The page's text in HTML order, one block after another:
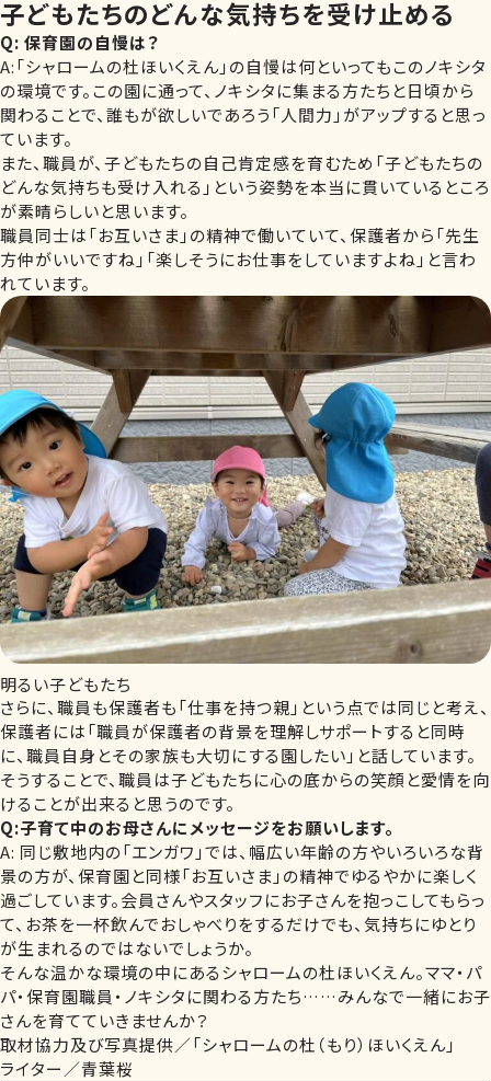
子どもたちのどんな気持ちを受け止める
Q: 保育園の自慢は？
A:「シャロームの杜ほいくえん」の自慢は何といってもこのノキシタ
の環境です。この園に通って、ノキシタに集まる方たちと日頃から
関わることで、誰もが欲しいであろう「人間力」がアップすると思っ
ています。
また、職員が、子どもたちの自己肯定感を育むため「子どもたちの
どんな気持ちも受け入れる」という姿勢を本当に貫いているところ
が素晴らしいと思います。
職員同士は「お互いさま」の精神で働いていて、保護者から「先生
方仲がいいですね」「楽しそうにお仕事をしていますよね」と言わ
れています。
明るい子どもたち
さらに、職員も保護者も「仕事を持つ親」という点では同じと考え、
保護者には「職員が保護者の背景を理解しサポートすると同時
に、職員自身とその家族も大切にする園したい」と話しています。
そうすることで、職員は子どもたちに心の底からの笑顔と愛情を向
けることが出来ると思うのです。
Q:子育て中のお母さんにメッセージをお願いします。
A: 同じ敷地内の「エンガワ」では、幅広い年齢の方やいろいろな背
景の方が、保育園と同様「お互いさま」の精神でゆるやかに楽しく
過ごしています。会員さんやスタッフにお子さんを抱っこしてもらっ
て、お茶を一杯飲んでおしゃべりをするだけでも、気持ちにゆとり
が生まれるのではないでしょうか。
そんな温かな環境の中にあるシャロームの杜ほいくえん。ママ・パ
パ・保育園職員・ノキシタに関わる方たち……みんなで一緒にお子
さんを育てていきませんか？
取材協力及び写真提供／「シャロームの杜（もり）ほいくえん」
ライター／青葉桜